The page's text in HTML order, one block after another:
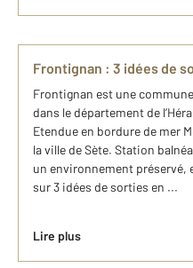
Frontignan : 3 idées de
Frontignan est une
dans le département de
Etendue en bordure de mer
la ville de Sète. Station
un environnement préservé,
sur 3 idées de sorties en ...
Lire plus